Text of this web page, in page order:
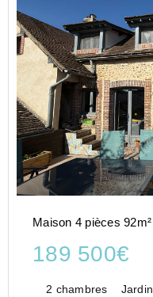
Maison 4 pièces 92m²
189 500€
2 chambres Jardin